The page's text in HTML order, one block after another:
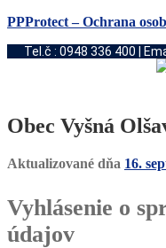
PPProtect – Ochrana
Tel.č : 0948 336 400 |
Obec Vyšná
Aktualizované dňa 16.
Vyhlásenie o
údajov